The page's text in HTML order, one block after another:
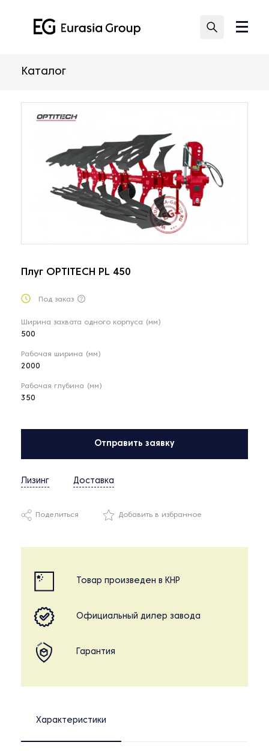
Каталог
Плуг OPTITECH PL 450
Под заказ
Ширина захвата одного корпуса (мм)
500
Рабочая ширина (мм)
2000
Рабочая глубина (мм)
350
Отправить заявку
Лизинг Доставка
Поделиться Добавить в избранное
Товар произведен в КНР
Официальный дилер завода
Гарантия
Характеристики